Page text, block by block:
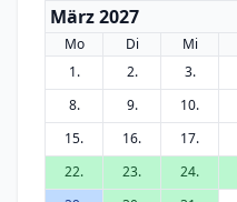
März 2027
Mo Di Mi
1.
2. 3.
8.
9. 10.
15.
16. 17.
22.
23. 24.